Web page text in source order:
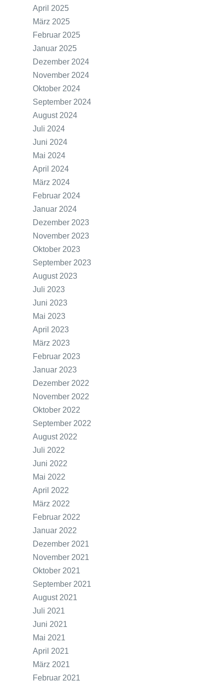
April 2025
März 2025
Februar 2025
Januar 2025
Dezember 2024
November 2024
Oktober 2024
September 2024
August 2024
Juli 2024
Juni 2024
Mai 2024
April 2024
März 2024
Februar 2024
Januar 2024
Dezember 2023
November 2023
Oktober 2023
September 2023
August 2023
Juli 2023
Juni 2023
Mai 2023
April 2023
März 2023
Februar 2023
Januar 2023
Dezember 2022
November 2022
Oktober 2022
September 2022
August 2022
Juli 2022
Juni 2022
Mai 2022
April 2022
März 2022
Februar 2022
Januar 2022
Dezember 2021
November 2021
Oktober 2021
September 2021
August 2021
Juli 2021
Juni 2021
Mai 2021
April 2021
März 2021
Februar 2021